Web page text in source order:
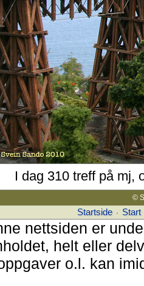
I dag 310 treff på mj,
©
Startside · Start
nettsiden er
helt eller
o.l. kan